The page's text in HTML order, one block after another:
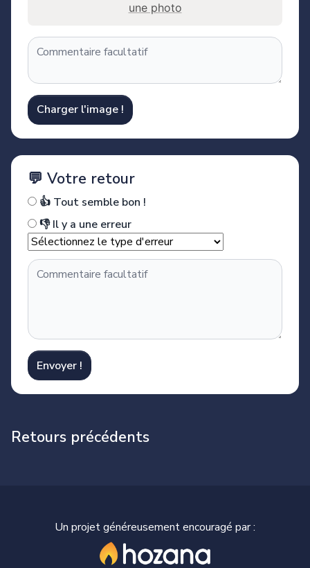
une photo
Charger l'image !
💬 Votre retour
👍 Tout semble bon !
👎 Il y a une erreur
Envoyer !
Retours précédents
Un projet généreusement encouragé par :